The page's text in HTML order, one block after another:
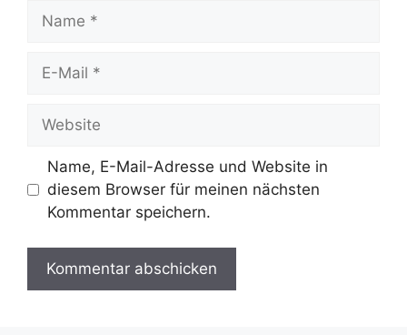
Name
Website
Name, E-Mail-Adresse und Website in
diesem Browser für meinen nächsten
Kommentar speichern.